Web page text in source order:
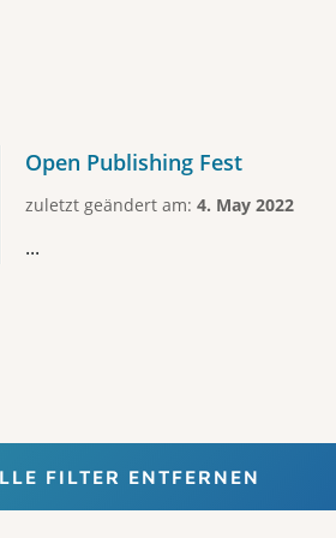
Open Publishing Fest
zuletzt geändert am: 4. May 2022
...
FILTER ENTFERNEN